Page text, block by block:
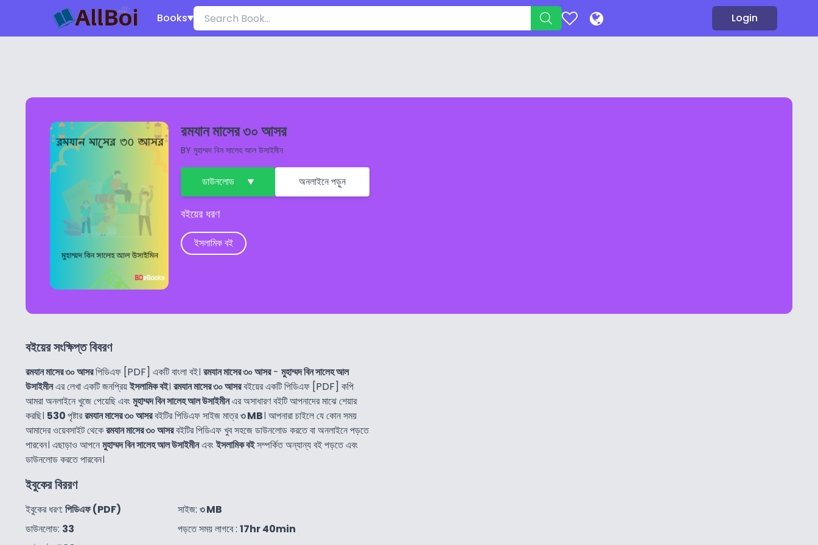
Books Login
রমযান মাসের ৩০ আসর
BY মুহাম্মদ বিন সালেহ আল উসাইমীন
ডাউনলোড অনলাইনে পড়ুন
বইয়ের ধরণ
ইসলামিক বই
বইয়ের সংক্ষিপ্ত বিবরণ
রমযান মাসের ৩০ আসরপিডিএফ [PDF] একটি বাংলা বই। রমযান মাসের ৩০ আসর- মুহাম্মদ বিন সালেহ আল
উসাইমীনএর লেখা একটি জনপ্রিয়ইসলামিক বই। রমযান মাসের ৩০ আসরবইয়ের একটি পিডিএফ [PDF] কপি
আমরা অনলাইনে খুজে পেয়েছি এবংমুহাম্মদ বিন সালেহ আল উসাইমীনএর অসাধারণ বইটি আপনাদের মাঝে শেয়ার
করছি। 530পৃষ্টাররমযান মাসের ৩০ আসরবইটির পিডিএফ সাইজ মাত্র৩ MB। আপনারা চাইলে যে কোন সময়
আমাদের ওয়েবসাইট থেকেরমযান মাসের ৩০ আসরবইটির পিডিএফ খুব সহজে ডাউনলোড করতে বা অনলাইনে পড়তে
পারবেন। এছাড়াও আপনেমুহাম্মদ বিন সালেহ আল উসাইমীনএবংইসলামিক বইসম্পর্কিত অন্যান্য বই পড়তে এবং
ডাউনলোড করতে পারবেন।
ইবুকের বিররণ
ইবুকের ধরণ: পিডিএফ (PDF)
ডাউনলোড: 33
সাইজ: ৩ MB
পড়তে সময় লাগবে : 17hr 40min